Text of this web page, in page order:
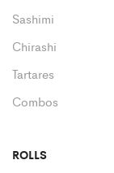
Sashimi
Chirashi
Tartares
Combos
ROLLS